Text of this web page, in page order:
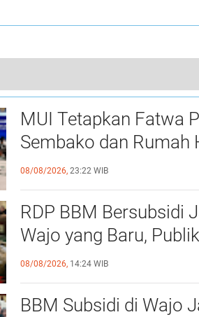
Islamiyah Wajo Himbau Kader
MUI Tetapkan Fatwa
Sembako dan Rumah
Tak Layak Dipajaki
08/08/2026, 23:22 WIB
RDP BBM Bersubsidi
Wajo yang Baru,
Pelangsiran Diusut
Pembiaran
08/08/2026, 14:24 WIB
BBM Subsidi di Wajo